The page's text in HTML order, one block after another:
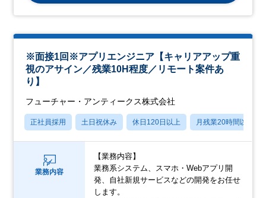
※面接1回※アプリエンジニア【キャリアアップ重
視のアサイン／残業10H程度／リモート案件あ
り】
フューチャー・アンティークス株式会社
正社員採用 土日祝休み 休日120日以上 月残業20時間以内
業務内容
【業務内容】
業務系システム、スマホ・Webアプリ開
発、自社新規サービスなどの開発をお任せ
します。